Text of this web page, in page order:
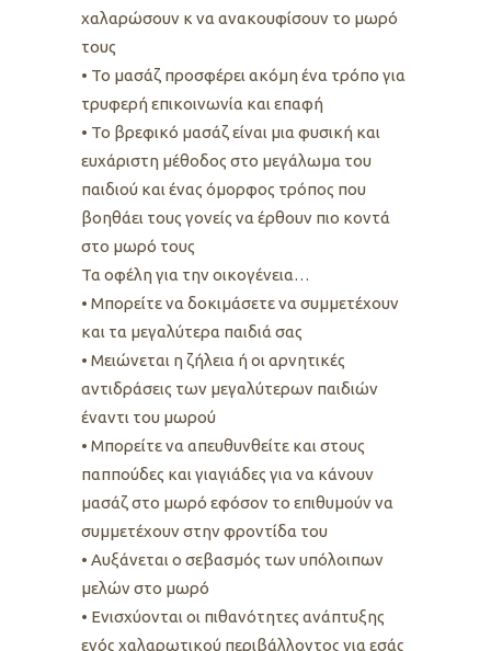
χαλαρώσουν κ να ανακουφίσουν το μωρό
τους
• Το μασάζ προσφέρει ακόμη ένα τρόπο για
τρυφερή επικοινωνία και επαφή
• Το βρεφικό μασάζ είναι μια φυσική και
ευχάριστη μέθοδος στο μεγάλωμα του
παιδιού και ένας όμορφος τρόπος που
βοηθάει τους γονείς να έρθουν πιο κοντά
στο μωρό τους
Τα οφέλη για την οικογένεια…
• Μπορείτε να δοκιμάσετε να συμμετέχουν
και τα μεγαλύτερα παιδιά σας
• Μειώνεται η ζήλεια ή οι αρνητικές
αντιδράσεις των μεγαλύτερων παιδιών
έναντι του μωρού
• Μπορείτε να απευθυνθείτε και στους
παππούδες και γιαγιάδες για να κάνουν
μασάζ στο μωρό εφόσον το επιθυμούν να
συμμετέχουν στην φροντίδα του
• Αυξάνεται ο σεβασμός των υπόλοιπων
μελών στο μωρό
• Ενισχύονται οι πιθανότητες ανάπτυξης
ενός χαλαρωτικού περιβάλλοντος για εσάς